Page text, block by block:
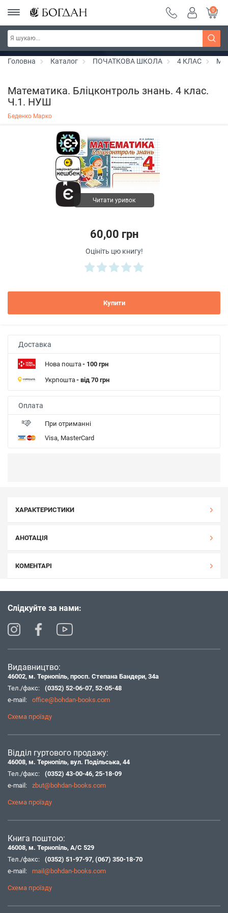
Серія "Вандербікери" ~ знижка 25%
0
Головна Каталог ПОЧАТКОВА ШКОЛА 4 КЛАС
Математика. Бліцконтроль знань. 4 клас.
Ч.1. НУШ
Беденко Марко
Читати уривок
60,00 грн
Оцініть цю книгу!
Купити
Доставка
Нова пошта- 100 грн
Укрпошта- від 70 грн
Оплата
При отриманні
Visa, MasterCard
ХАРАКТЕРИСТИКИ
АНОТАЦІЯ
КОМЕНТАРІ
Слідкуйте за нами:
Видавництво:
46002, м. Тернопіль, просп. Степана Бандери, 34а
Тел./факс:
(0352) 52-06-07, 52-05-48
e-mail:
office@bohdan-books.com
Схема проїзду
Відділ гуртового продажу:
46008, м. Тернопіль, вул. Подільська, 44
Тел./факс:
(0352) 43-00-46, 25-18-09
e-mail:
zbut@bohdan-books.com
Схема проїзду
Книга поштою:
46008, м. Тернопіль, А/С 529
Тел./факс:
(0352) 51-97-97, (067) 350-18-70
e-mail:
mail@bohdan-books.com
Схема проїзду